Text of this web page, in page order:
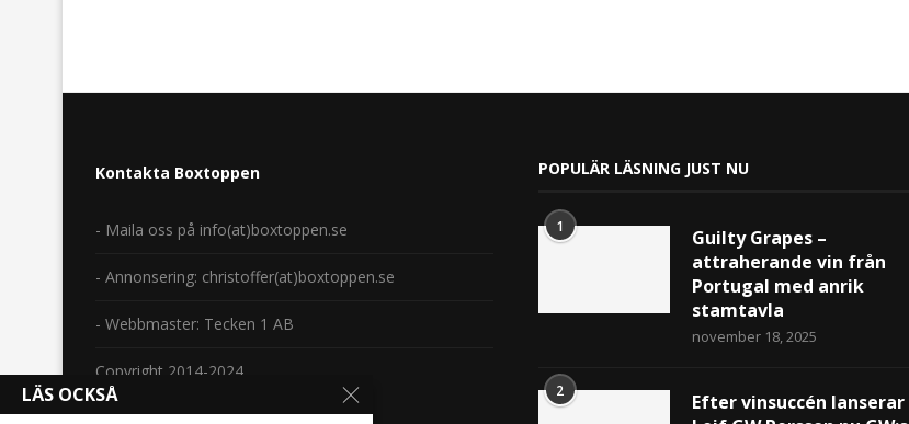
Kontakta Boxtoppen
- Maila oss på info(at)boxtoppen.se
- Annonsering: christoffer(at)boxtoppen.se
- Webbmaster: Tecken 1 AB
Copyright 2014-2024.
POPULÄR LÄSNING JUST NU
1
Guilty Grapes –
attraherande vin från
Portugal med anrik
stamtavla
november 18, 2025
2
Efter vinsuccén lanserar
LÄS OCKSÅ